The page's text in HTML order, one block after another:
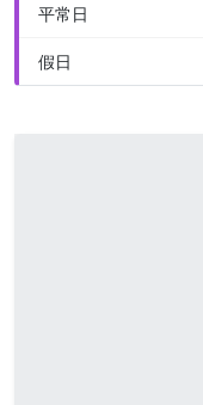
平常日
假日